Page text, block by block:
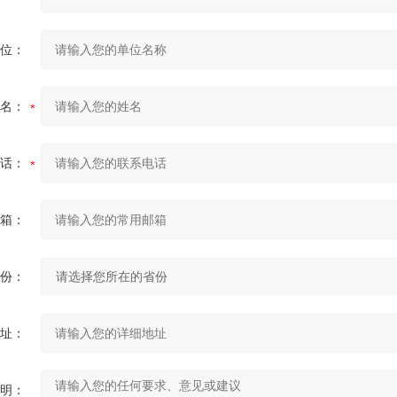
：
：
：
：
：
：
：